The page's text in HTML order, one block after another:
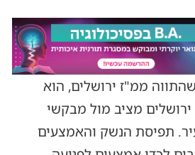
ממ"ז ירושלים, הוא
מציב מול מבקשי
תפיסת הנשק והאמצעים